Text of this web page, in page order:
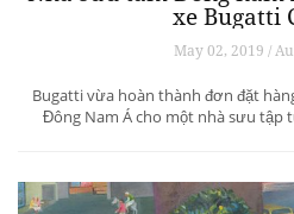
xe Bugatti
May 02, 2019 /
Bugatti vừa hoàn thành đơn đặt
Đông Nam Á cho một nhà sưu tập